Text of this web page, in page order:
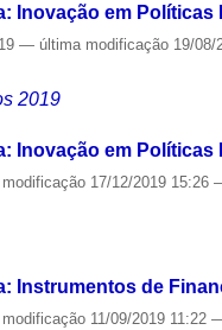
Inovação em Políticas
— última modificação 19/08/
2019
Inovação em Políticas
17/12/2019 15:26
Instrumentos de
11/09/2019 11:22